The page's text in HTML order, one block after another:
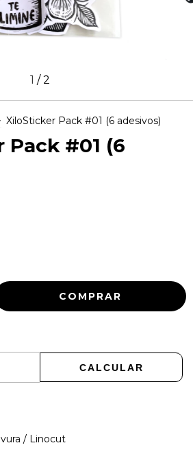
1 /2
XiloSticker Pack #01 (6 adesivos)
Pack #01 (6
CALCULAR
/ Linocut